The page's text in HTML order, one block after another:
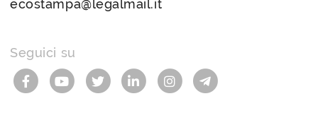
ecostampa@legalmail.it
Seguici su